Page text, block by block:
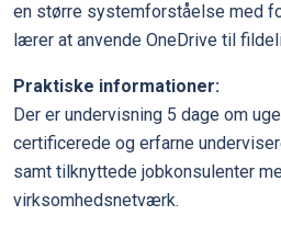
en større systemforståelse med
lærer at anvende OneDrive til
Praktiske informationer:
Der er undervisning 5 dage om
certificerede og erfarne
samt tilknyttede jobkonsulenter
virksomhedsnetværk.